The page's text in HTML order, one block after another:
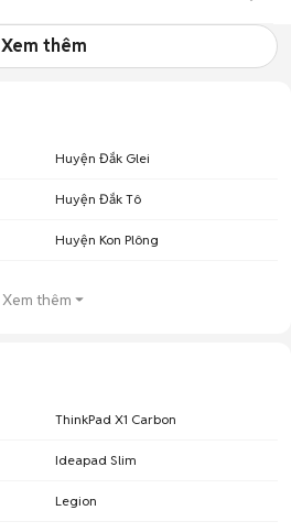
Xem thêm
Huyện Đắk Glei
Huyện Đắk Tô
Huyện Kon Plông
Xem thêm
ThinkPad X1 Carbon
Ideapad Slim
Legion